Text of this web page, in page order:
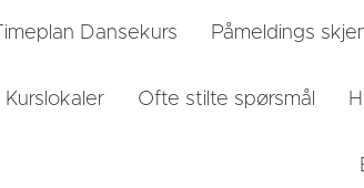
Timeplan Dansekurs Påmeldings
Kurslokaler Ofte stilte spørsmål